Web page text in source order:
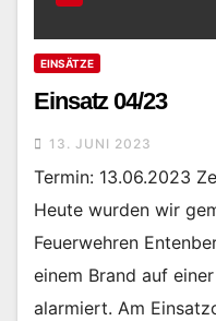
EINSÄTZE
Einsatz 04/23
13. JUNI 2023
Termin: 13.06.2023
Heute wurden wir
Feuerwehren
einem Brand auf
alarmiert. Am